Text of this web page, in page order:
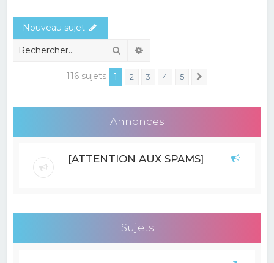
Nouveau sujet
Rechercher
116 sujets 1 2 3 4 5
Annonces
[ATTENTION AUX SPAMS]
Sujets